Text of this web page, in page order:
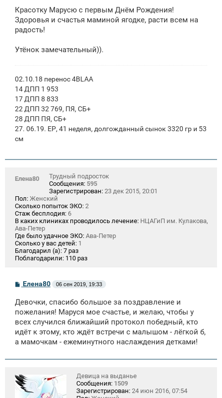
б
щ
е
н
е
Красотку Марусю с первым Днём Рождения!
Здоровья и счастья маминой ягодке, расти всем на
радость!
Утёнок замечательный)).
02.10.18 перенос 4BLAA
14 ДПП 1 953
17 ДПП 8 833
22 ДПП 32 769, ПЯ, СБ+
28 ДПП ПЯ, СБ+
27. 06.19. ЕР, 41 неделя, долгожданный сынок 3320 гр и 53
см
Елена80
Трудный подросток
Сообщения: 595
Зарегистрирован: 23 дек 2015, 20:01
Пол: Женский
Сколько попыток ЭКО: 2
Стаж бесплодия: 6
В каких клиниках проводилось лечение: НЦАГиП им. Кулакова,
Ава-Петер
Где было удачное ЭКО: Ава-Петер
Сколько у вас детей: 1
Благодарил (а): 7 раз
Поблагодарили: 110 раз
С
о
б
щ
н
и
Елена80 06 сен 2019, 19:33
Девочки, спасибо большое за поздравление и
пожелания! Маруся мое счастье, и желаю, чтобы у
всех случился ближайший протокол победный, кто
идёт к этому, кто ждёт встречи с малышом - лёгкой б,
а мамочкам - ежеминутного наслаждения детками!
Девица на выданье
Сообщения: 1509
Зарегистрирован: 24 июн 2016, 07:54